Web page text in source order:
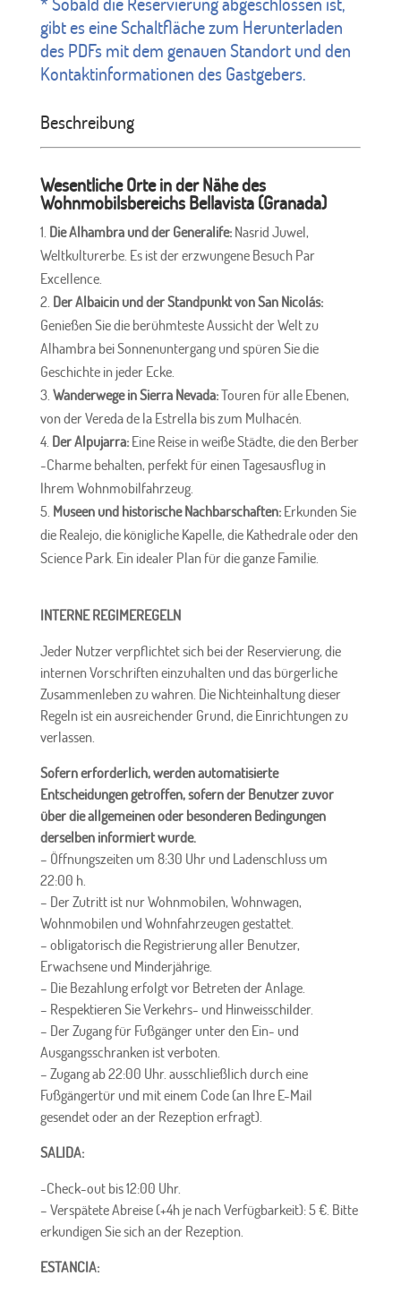
gibt es eine Schaltfläche zum Herunterladen
des PDFs mit dem genauen Standort und den
Kontaktinformationen des Gastgebers.
Beschreibung
Wesentliche Orte in der Nähe des
WohnmobilsbereichsBellavista (Granada)
Die Alhambra und der Generalife:Nasrid Juwel,
Weltkulturerbe. Es ist der erzwungene Besuch Par
Excellence.
Der Albaicin und der Standpunkt von San Nicolás:
Genießen Sie die berühmteste Aussicht der Welt zu
Alhambra bei Sonnenuntergang und spüren Sie die
Geschichte in jeder Ecke.
Wanderwege in Sierra Nevada:Touren für alle Ebenen,
von der Vereda de la Estrella bis zum Mulhacén.
Der Alpujarra:Eine Reise in weiße Städte, die den Berber
-Charme behalten, perfekt für einen Tagesausflug in
Ihrem Wohnmobilfahrzeug.
Museen und historische Nachbarschaften:Erkunden Sie
die Realejo, die königliche Kapelle, die Kathedrale oder den
Science Park. Ein idealer Plan für die ganze Familie.
INTERNE REGIMEREGELN
Jeder Nutzer verpflichtet sich bei der Reservierung, die
internen Vorschriften einzuhalten und das bürgerliche
Zusammenleben zu wahren. Die Nichteinhaltung dieser
Regeln ist ein ausreichender Grund, die Einrichtungen zu
verlassen.
Sofern erforderlich, werden automatisierte
Entscheidungen getroffen, sofern der Benutzer zuvor
über die allgemeinen oder besonderen Bedingungen
derselben informiert wurde.
– Öffnungszeiten um 8:30 Uhr und Ladenschluss um
22:00 h.
– Der Zutritt ist nur Wohnmobilen, Wohnwagen,
Wohnmobilen und Wohnfahrzeugen gestattet.
– obligatorischdie Registrierung aller Benutzer,
Erwachsene und Minderjährige.
– Die Bezahlung erfolgt vor Betreten der Anlage.
– Respektieren Sie Verkehrs- und Hinweisschilder.
– Der Zugang für Fußgänger unter den Ein- und
Ausgangsschranken ist verboten.
– Zugang ab 22:00 Uhr. ausschließlich durch eine
Fußgängertür und mit einem Code (an Ihre E-Mail
gesendet oder an der Rezeption erfragt).
SALIDA:
-Check-out bis 12:00 Uhr.
– Verspätete Abreise (+4h je nach Verfügbarkeit): 5 €. Bitte
erkundigen Sie sich an der Rezeption.
ESTANCIA: